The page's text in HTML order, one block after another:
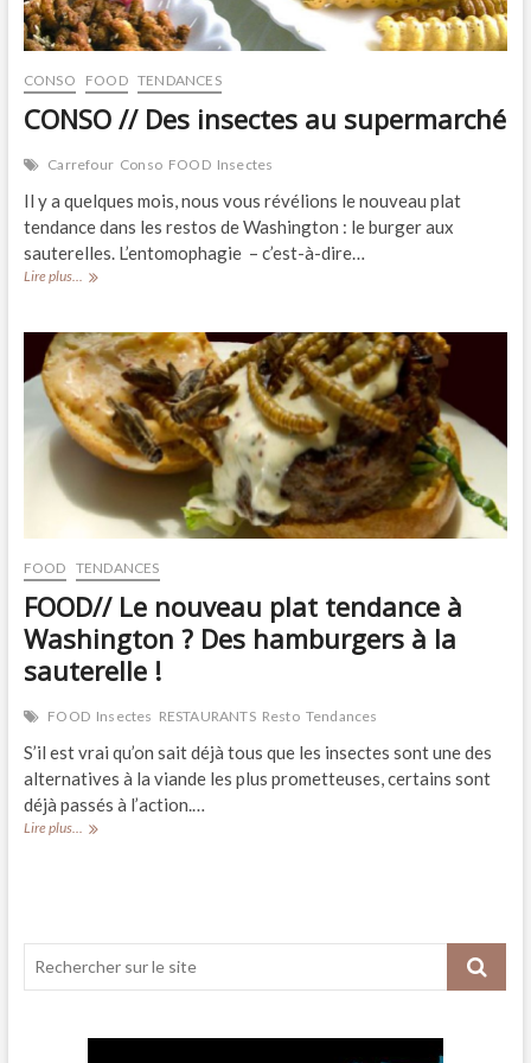
CONSO FOOD TENDANCES
CONSO // Des insectes au supermarché
Carrefour Conso FOOD Insectes
Il y a quelques mois, nous vous révélions le nouveau plat
tendance dans les restos de Washington : le burger aux
sauterelles. L’entomophagie – c’est-à-dire…
Lire plus...
CONSO
insectes
au
supermarché
FOOD TENDANCES
FOOD// Le nouveau plat tendance à
Washington ? Des hamburgers à la
sauterelle !
FOOD Insectes RESTAURANTS Resto Tendances
S’il est vrai qu’on sait déjà tous que les insectes sont une des
alternatives à la viande les plus prometteuses, certains sont
déjà passés à l’action.…
Lire plus...
FOOD//
?
à